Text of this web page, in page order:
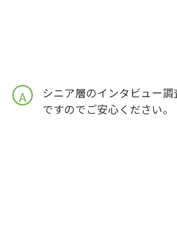
A
シニア層のインタビュー
ですのでご安心ください。